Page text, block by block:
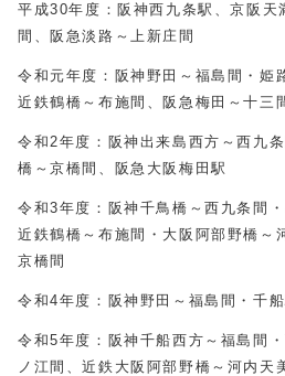
平成30年度：阪神西九条駅、京阪天
間、阪急淡路～上新庄間
令和元年度：阪神野田～福島間・姫
近鉄鶴橋～布施間、阪急梅田～十三
令和2年度：阪神出来島西方～西九
橋～京橋間、阪急大阪梅田駅
令和3年度：阪神千鳥橋～西九条間
近鉄鶴橋～布施間・大阪阿部野橋～
京橋間
令和4年度：阪神野田～福島間・千
令和5年度：阪神千船西方～福島間
ノ江間、近鉄大阪阿部野橋～河内天